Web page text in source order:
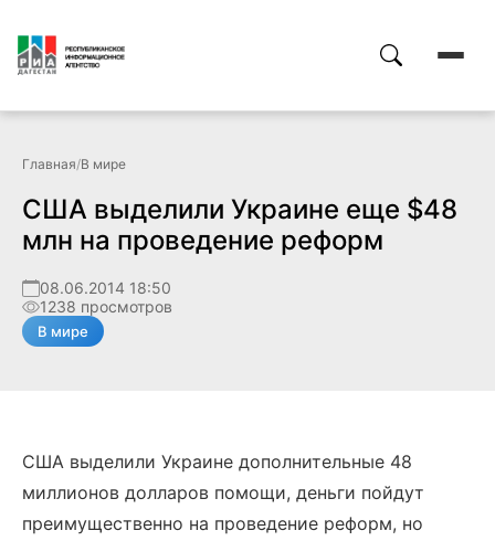
Главная/В мире
США выделили Украине еще $48
млн на проведение реформ
08.06.2014 18:50
1238 просмотров
В мире
США выделили Украине дополнительные 48
миллионов долларов помощи, деньги пойдут
преимущественно на проведение реформ, но